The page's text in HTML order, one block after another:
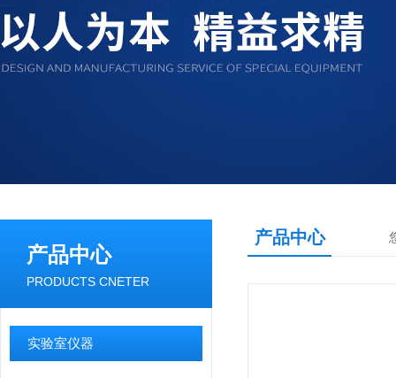
产品中心
PRODUCTS CNETER
实验室仪器
产品中心